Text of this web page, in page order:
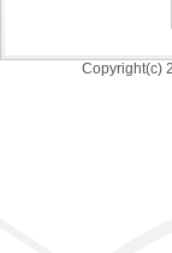
Copyright(c)